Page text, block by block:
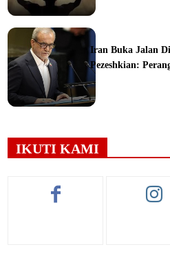
Iran Buka Jalan
Pezeshkian:
IKUTI KAMI